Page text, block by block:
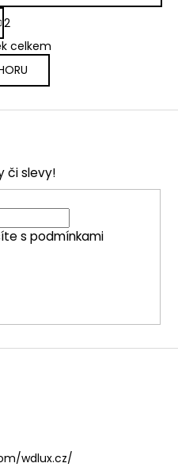
O
v
l
á
d
p
r
v
k
y
u
S
t
r
á
n
k
2
celkem
či slevy!
s podmínkami
wdlux.cz/